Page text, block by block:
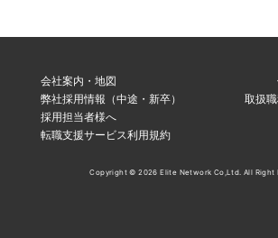
会社案内・地図
弊社採用情報（中途・新卒）
採用担当者様へ
転職支援サービス利用規約
取扱
Copyright © 2026 Elite Network Co,Ltd. All Right